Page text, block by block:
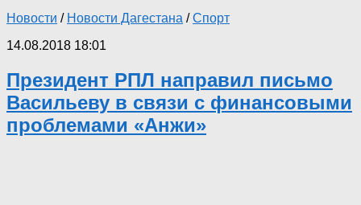
Новости / Новости Дагестана /Спорт
14.08.2018 18:01
Президент РПЛ направил письмо
Васильеву в связи с финансовыми
проблемами «Анжи»